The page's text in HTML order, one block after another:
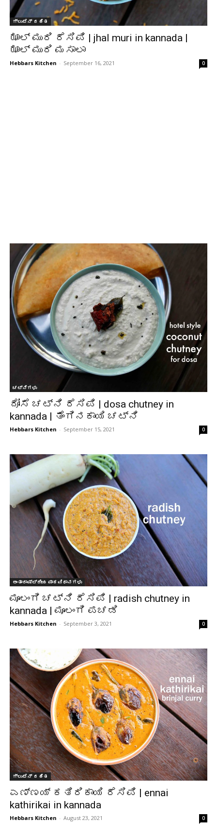
ಗ್ಲುಟೆನ್ ರಹಿತ
ಝಾಲ್ ಮುರಿ ರೆಸಿಪಿ | jhal muri in kannada |
ಝಾಲ್ ಮುರಿ ಮಸಾಲಾ
Hebbars Kitchen - September 16, 2021 0
ಚಟ್ನಿಗಳು
ದೋಸೆ ಚಟ್ನಿ ರೆಸಿಪಿ | dosa chutney in
kannada | ತೆಂಗಿನಕಾಯಿ ಚಟ್ನಿ
Hebbars Kitchen - September 15, 2021 0
ಅಂತಾರಾಷ್ಟ್ರೀಯ ಪಾಕವಿಧಾನಗಳು
ಮೂಲಂಗಿ ಚಟ್ನಿ ರೆಸಿಪಿ | radish chutney in
kannada | ಮೂಲಂಗಿ ಪಚಡಿ
Hebbars Kitchen - September 3, 2021 0
ಗ್ಲುಟೆನ್ ರಹಿತ
ಎಣ್ಣಯ್ ಕತಿರಿಕಾಯಿ ರೆಸಿಪಿ | ennai
kathirikai in kannada
Hebbars Kitchen - August 23, 2021 0